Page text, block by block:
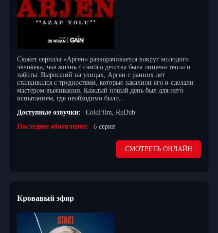
Сюжет сериала «Арген» разворачивается вокруг молодого
человека, чья жизнь с самого детства была лишена тепла и
заботы. Выросший на улицах, Арген с ранних лет
сталкивался с трудностями, которые закалили его и сделали
мастером выживания. Каждый новый день был для него
испытанием, где необходимо было...
Доступные озвучки:
ColdFilm, RuDub
Последнее обновление:
6 серия
СМОТРЕТЬ ОНЛАЙН
Кровавый эфир